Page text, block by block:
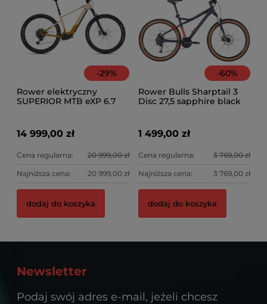
-29%
Rower elektryczny
SUPERIOR MTB eXP 6.7
14 999,00 zł
Cena regularna: 20 999,00 zł
Najniższa cena: 20 999,00 zł
dodaj do koszyka
-60%
Rower Bulls Sharptail 3
Disc 27,5 sapphire black
1 499,00 zł
Cena regularna: 3 769,00 zł
Najniższa cena: 3 769,00 zł
dodaj do koszyka
Newsletter
Podaj swój adres e-mail, jeżeli chcesz